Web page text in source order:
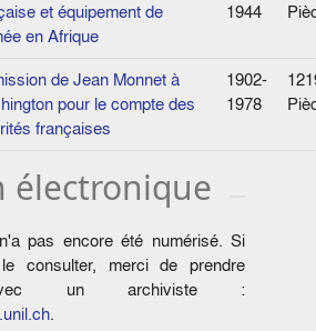
et équipement de
en Afrique
1944
de Jean Monnet à
pour le compte des
françaises
1902-
1978
électronique
pas encore été numérisé. Si
consulter, merci de prendre
un archiviste :
.